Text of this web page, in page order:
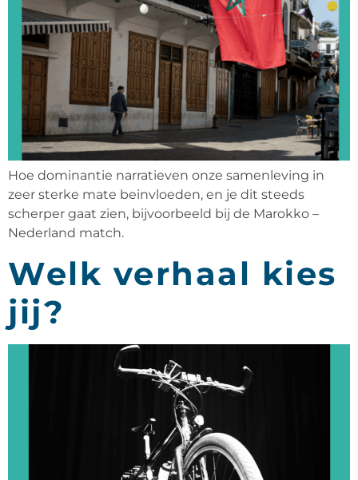
Hoe dominantie narratieven onze samenleving in
zeer sterke mate beinvloeden, en je dit steeds
scherper gaat zien, bijvoorbeeld bij de Marokko –
Nederland match.
Welk verhaal kies
jij?